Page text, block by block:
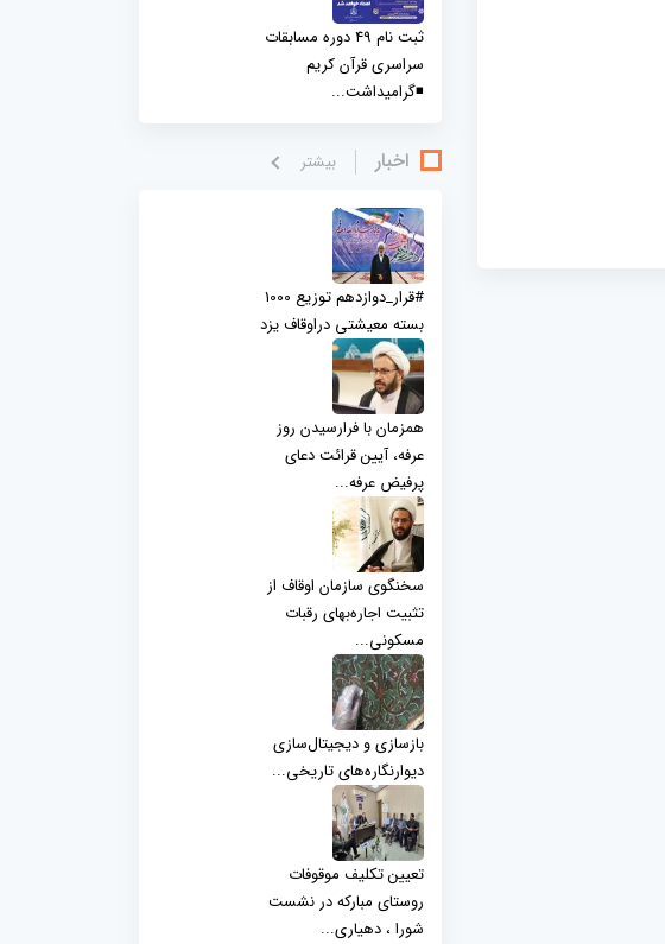
ثبت نام 49 دوره مسابقات
سراسری قرآن کریم
◾️گرامیداشت...
اخبار بيشتر
#قرار_دوازدهم توزیع 1000
بسته معیشتی دراوقاف یزد
همزمان با فرارسیدن روز
عرفه، آیین قرائت دعای
پرفیض عرفه...
سخنگوی سازمان اوقاف از
تثبیت اجاره‌بهای رقبات
مسکونی...
بازسازی و دیجیتال‌سازی
دیوارنگاره‌های تاریخی...
تعیین تکلیف موقوفات
روستای مبارکه در نشست
شورا ، دهیاری...